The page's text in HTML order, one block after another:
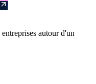
autour d'un